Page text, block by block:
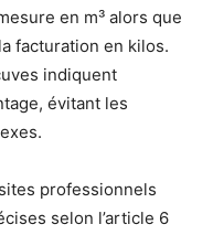
en m³ alors que
facturation en kilos.
indiquent
évitant les
professionnels
selon l’article 6